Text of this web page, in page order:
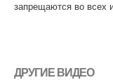
запрещаются во всех
ДРУГИЕ ВИДЕО